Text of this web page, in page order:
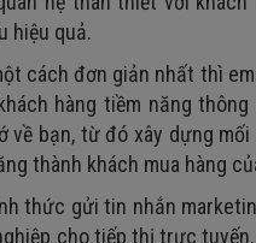
sau đại học
hiệu quả.
cách đơn giản nhất thì
hàng tiềm năng
về bạn, từ đó xây dựng
thành khách mua hàng
thức gửi tin nhắn
cho tiếp thị trực